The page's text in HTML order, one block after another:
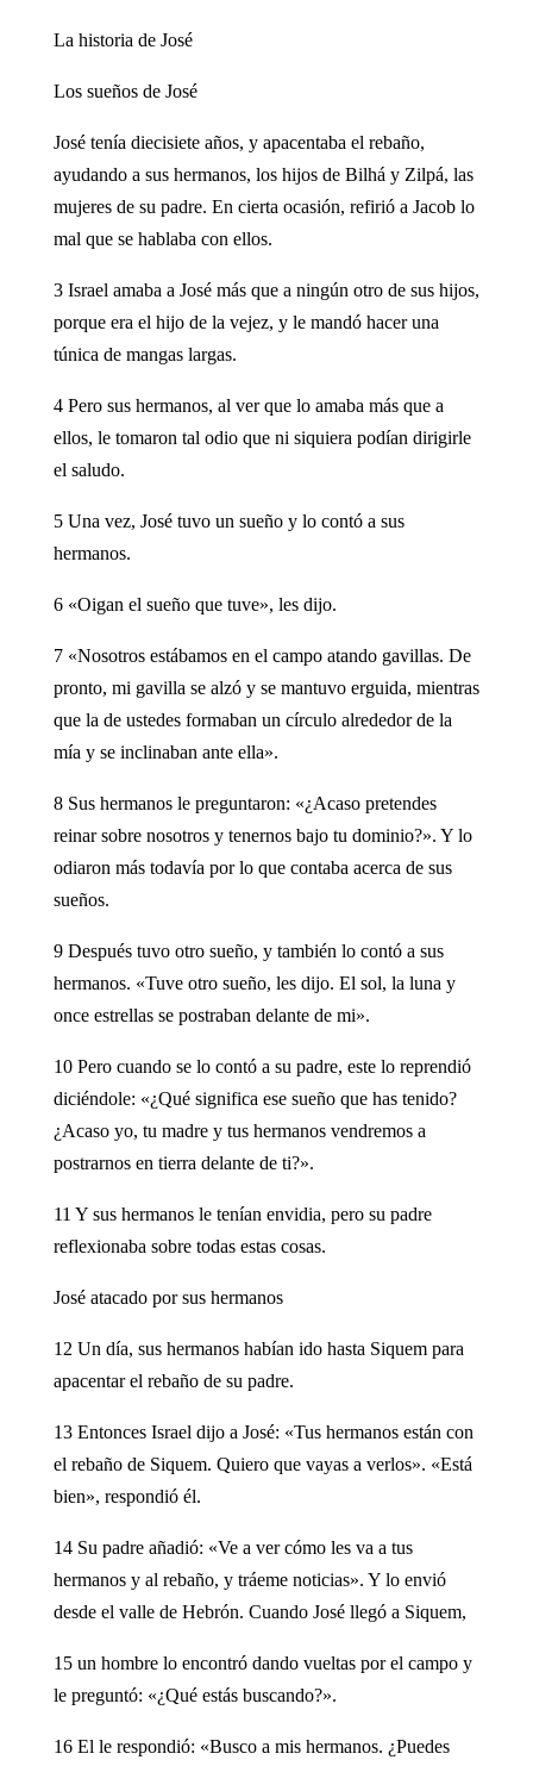
La historia de José
Los sueños de José
José tenía diecisiete años, y apacentaba el rebaño,
ayudando a sus hermanos, los hijos de Bilhá y Zilpá, las
mujeres de su padre. En cierta ocasión, refirió a Jacob lo
mal que se hablaba con ellos.
3 Israel amaba a José más que a ningún otro de sus hijos,
porque era el hijo de la vejez, y le mandó hacer una
túnica de mangas largas.
4 Pero sus hermanos, al ver que lo amaba más que a
ellos, le tomaron tal odio que ni siquiera podían dirigirle
el saludo.
5 Una vez, José tuvo un sueño y lo contó a sus
hermanos.
6 «Oigan el sueño que tuve», les dijo.
7 «Nosotros estábamos en el campo atando gavillas. De
pronto, mi gavilla se alzó y se mantuvo erguida, mientras
que la de ustedes formaban un círculo alrededor de la
mía y se inclinaban ante ella».
8 Sus hermanos le preguntaron: «¿Acaso pretendes
reinar sobre nosotros y tenernos bajo tu dominio?». Y lo
odiaron más todavía por lo que contaba acerca de sus
sueños.
9 Después tuvo otro sueño, y también lo contó a sus
hermanos. «Tuve otro sueño, les dijo. El sol, la luna y
once estrellas se postraban delante de mi».
10 Pero cuando se lo contó a su padre, este lo reprendió
diciéndole: «¿Qué significa ese sueño que has tenido?
¿Acaso yo, tu madre y tus hermanos vendremos a
postrarnos en tierra delante de ti?».
11 Y sus hermanos le tenían envidia, pero su padre
reflexionaba sobre todas estas cosas.
José atacado por sus hermanos
12 Un día, sus hermanos habían ido hasta Siquem para
apacentar el rebaño de su padre.
13 Entonces Israel dijo a José: «Tus hermanos están con
el rebaño de Siquem. Quiero que vayas a verlos». «Está
bien», respondió él.
14 Su padre añadió: «Ve a ver cómo les va a tus
hermanos y al rebaño, y tráeme noticias». Y lo envió
desde el valle de Hebrón. Cuando José llegó a Siquem,
15 un hombre lo encontró dando vueltas por el campo y
le preguntó: «¿Qué estás buscando?».
16 El le respondió: «Busco a mis hermanos. ¿Puedes